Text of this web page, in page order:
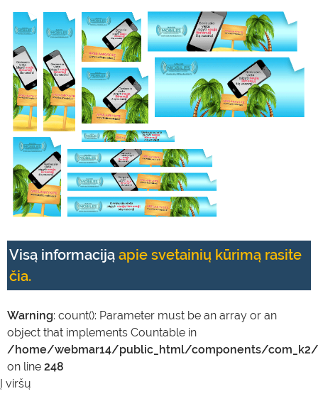
Visą informaciją apie svetainių kūrimą rasite
čia.
Warning: count(): Parameter must be an array or an
object that implements Countable in
/home/webmar14/public_html/components/
on line 248
Į viršų